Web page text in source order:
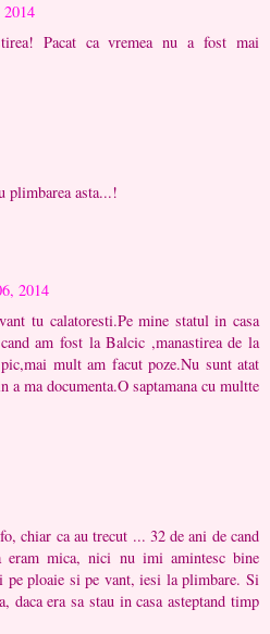
Pacat ca vremea nu a fost mai
plimbarea asta...!
2014
tu calatoresti.Pe mine statul in casa
am fost la Balcic ,manastirea de la
mult am facut poze.Nu sunt atat
a ma documenta.O saptamana cu multte
chiar ca au trecut ... 32 de ani de cand
mica, nici nu imi amintesc bine
ploaie si pe vant, iesi la plimbare. Si
era sa stau in casa asteptand timp